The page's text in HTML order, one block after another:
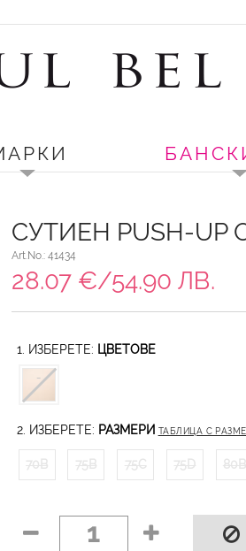
СУТИЕН PUSH-UP
Art.No.: 41434
28.07 €/54.90 ЛВ.
1. ИЗБЕРЕТЕ: ЦВЕТОВЕ
2. ИЗБЕРЕТЕ: РАЗМЕРИ ТАБЛИЦА С
70B 75B 75C 75D 80B
1